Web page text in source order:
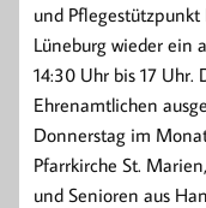
und Pflegestützpunkt
Lüneburg wieder ein
14:30 Uhr bis 17 Uhr.
Ehrenamtlichen
Donnerstag im
Pfarrkirche St.
und Senioren aus